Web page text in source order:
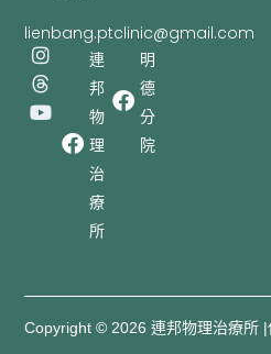
lienbang.ptclinic@gmail.com
I
n
s
t
T
h
r
e
Y
o
u
t
連
邦
物
理
治
療
所
明
德
分
院
Copyright © 2026 連邦物理治療所 |